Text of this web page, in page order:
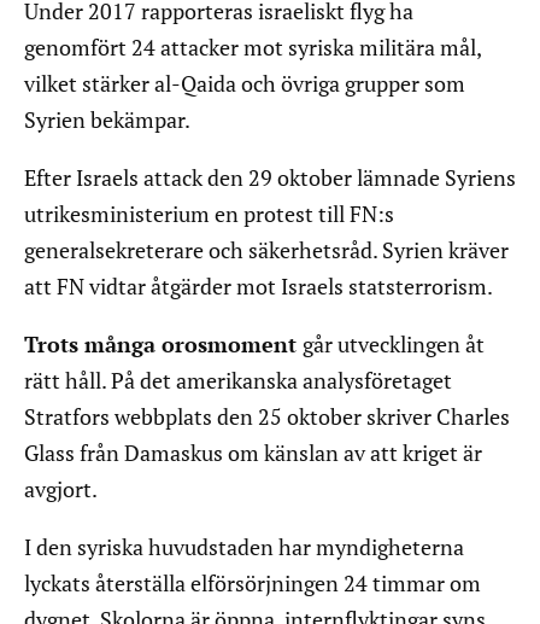
Under 2017 rapporteras israeliskt flyg ha
genomfört 24 attacker mot syriska militära mål,
vilket stärker al-Qaida och övriga grupper som
Syrien bekämpar.
Efter Israels attack den 29 oktober lämnade Syriens
utrikesministerium en protest till FN:s
generalsekreterare och säkerhetsråd. Syrien kräver
att FN vidtar åtgärder mot Israels statsterrorism.
Trots många orosmoment går utvecklingen åt
rätt håll. På det amerikanska analysföretaget
Stratfors webbplats den 25 oktober skriver Charles
Glass från Damaskus om känslan av att kriget är
avgjort.
I den syriska huvudstaden har myndigheterna
lyckats återställa elförsörjningen 24 timmar om